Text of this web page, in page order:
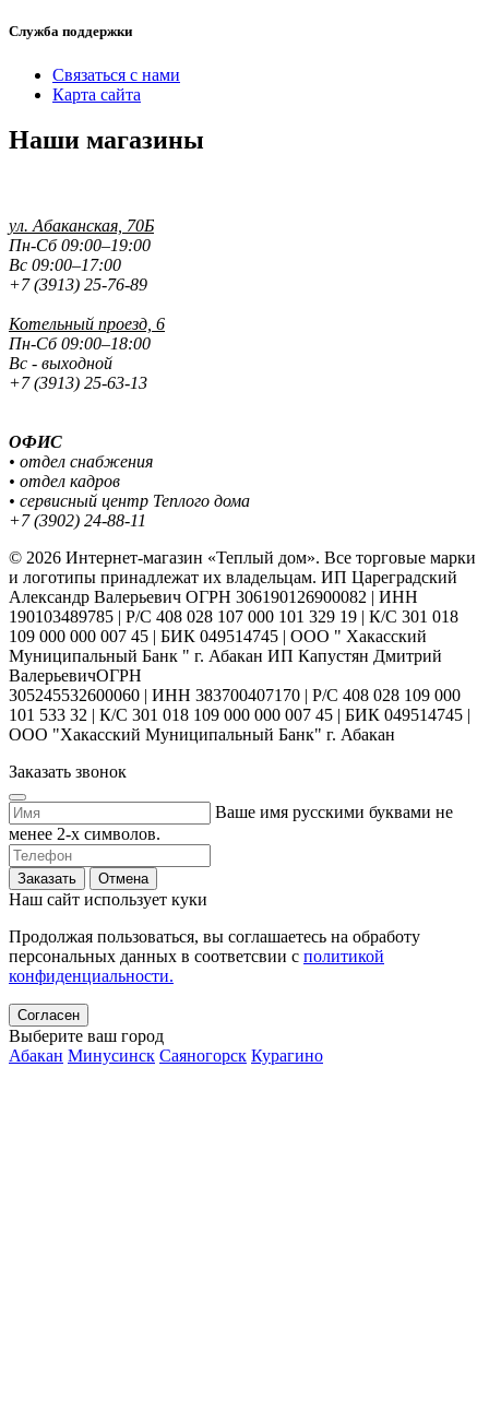
Служба поддержки
Связаться с нами
Карта сайта
Наши магазины
ул. Абаканская, 70Б
Пн-Сб 09:00–19:00
Вс 09:00–17:00
+7 (3913) 25-76-89
Котельный проезд, 6
Пн-Сб 09:00–18:00
Вс - выходной
+7 (3913) 25-63-13
ОФИС
• отдел снабжения
• отдел кадров
• сервисный центр Теплого дома
+7 (3902) 24-88-11
© 2026 Интернет-магазин «Теплый дом». Все торговые марки
и логотипы принадлежат их владельцам. ИП Цареградский
Александр Валерьевич ОГРН 306190126900082 | ИНН
190103489785 | Р/С 408 028 107 000 101 329 19 | К/С 301 018
109 000 000 007 45 | БИК 049514745 | ООО " Хакасский
Муниципальный Банк " г. Абакан ИП Капустян Дмитрий
ВалерьевичОГРН
305245532600060 | ИНН 383700407170 | Р/С 408 028 109 000
101 533 32 | К/С 301 018 109 000 000 007 45 | БИК 049514745 |
ООО "Хакасский Муниципальный Банк" г. Абакан
Заказать звонок
Ваше имя русскими буквами не
менее 2-х символов.
Заказать Отмена
Наш сайт использует куки
Продолжая пользоваться, вы соглашаетесь на обработу
персональных данных в соответсвии с политикой
конфиденциальности.
Согласен
Выберите ваш город
Абакан Минусинск Саяногорск Курагино